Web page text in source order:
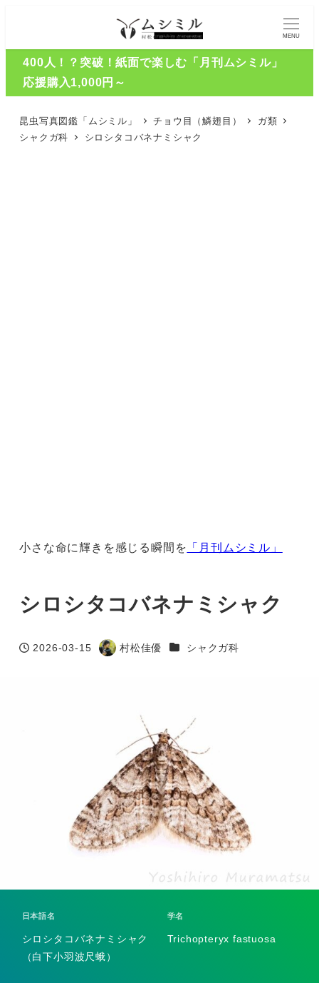
MENU
400人！？突破！紙面で楽しむ「月刊ムシミル」
応援購入1,000円～
昆虫写真図鑑「ムシミル」 チョウ目（鱗翅目）
ガ類
シャクガ科
シロシタコバネナミシャク
小さな命に輝きを感じる瞬間を 「月刊ムシミル」
シロシタコバネナミシャク
投稿日
2026-03-15
著
村松佳優 カテゴリー
シャクガ科
日本語名
シロシタコバネナミシャク
（白下小羽波尺蛾）
学名
Trichopteryx fastuosa